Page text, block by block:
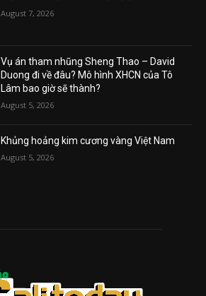
August 7, 2026
Vụ án tham nhũng Sheng Thao – David
Duong đi về đâu? Mô hình XHCN của Tô
Lâm bao giờ sẽ thành?
August 5, 2026
Khủng hoảng kim cương vàng Việt Nam
August 5, 2026